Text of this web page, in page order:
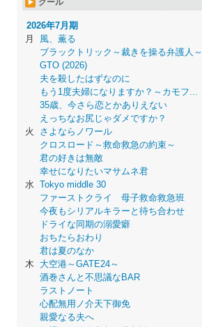
クール
2026年7月期
月
風、薫る
ブラックトリック～裁きを操る弁護人～
GTO (2026)
夫を殺したはずなのに
もう1度夫婦になりますか？～カモフ...
35歳、今さら恋とかありえない
えっちなお尻じゃダメですか？
火
さよならノワール
クロスロード～救命救急の約束～
君の好きは無敵
幸せになりたいマサムネ君
水 Tokyo middle 30
ファーストクライ 母子救命救急班
今夜もシリアルキラーと待ち合わせ
ドライな同期の溺愛癖
おちたらおわり
君は夏のなか
木
大空港～GATE24～
酒巻さんと不思議なBAR
ラストノート
心配無用ノ介天下御免
親愛なる夫へ